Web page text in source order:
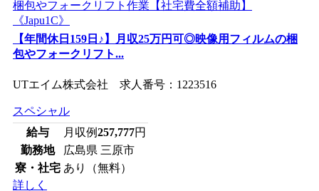
【年間休日159日♪】月収25万円可◎映像用フィルムの梱
包やフォークリフト...
UTエイム株式会社 求人番号：1223516
スペシャル
給与
月収例257,777円
勤務地
広島県 三原市
寮・社宅 あり（無料）
詳しく